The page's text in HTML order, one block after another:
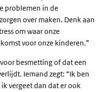
problemen in de
over maken. Denk aan
om waar onze
voor onze kinderen.”
besmetting of dat een
Iemand zegt: “Ik ben
vergeet dan dat er ook